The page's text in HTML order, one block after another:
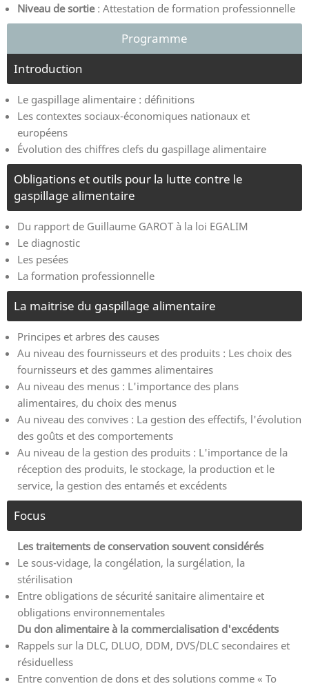
Niveau de sortie: Attestation de formation professionnelle
Programme
Introduction
Le gaspillage alimentaire : définitions
Les contextes sociaux-économiques nationaux et
européens
Évolution des chiffres clefs du gaspillage alimentaire
Obligations et outils pour la lutte contre le
gaspillage alimentaire
Du rapport de Guillaume GAROT à la loi EGALIM
Le diagnostic
Les pesées
La formation professionnelle
La maitrise du gaspillage alimentaire
Principes et arbres des causes
Au niveau des fournisseurs et des produits : Les choix des
fournisseurs et des gammes alimentaires
Au niveau des menus : L'importance des plans
alimentaires, du choix des menus
Au niveau des convives : La gestion des effectifs, l'évolution
des goûts et des comportements
Au niveau de la gestion des produits : L'importance de la
réception des produits, le stockage, la production et le
service, la gestion des entamés et excédents
Focus
Les traitements de conservation souvent considérés
Le sous-vidage, la congélation, la surgélation, la
stérilisation
Entre obligations de sécurité sanitaire alimentaire et
obligations environnementales
Du don alimentaire à la commercialisation d'excédents
Rappels sur la DLC, DLUO, DDM, DVS/DLC secondaires et
résiduelless
Entre convention de dons et des solutions comme « To